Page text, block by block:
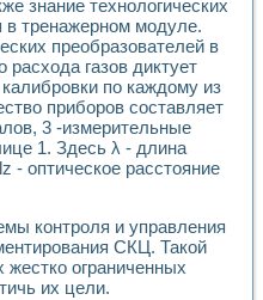
знание технологических
тренажерном модуле.
преобразователей в
расхода газов диктует
по каждому из
приборов составляет
3 -измерительные
1. Здесь λ - длина
- оптическое расстояние
контроля и управления
СКЦ. Такой
жестко ограниченных
их цели.